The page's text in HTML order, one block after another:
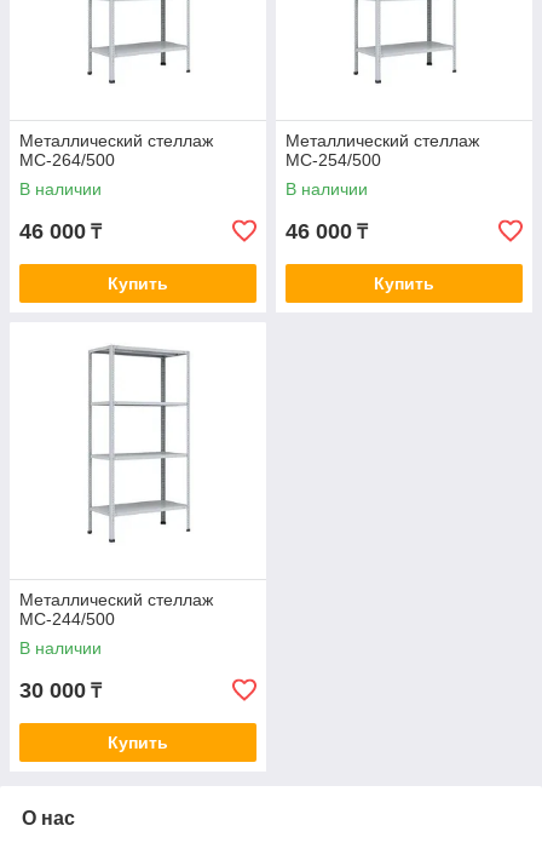
Металлический стеллаж
МС-264/500
В наличии
46 000 ₸
Купить
Металлический стеллаж
МС-254/500
В наличии
46 000 ₸
Купить
Металлический стеллаж
МС-244/500
В наличии
30 000 ₸
Купить
О нас